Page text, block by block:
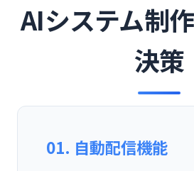
AIシステム制
決策
01. 自動配信機能